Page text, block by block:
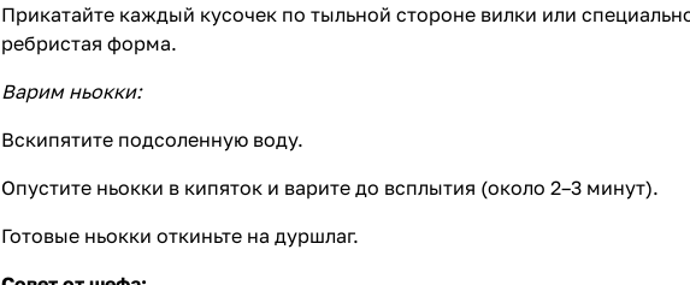
Прикатайте каждый кусочек по тыльной стороне вилки или
ребристая форма.
Варим ньокки:
Вскипятите подсоленную воду.
Опустите ньокки в кипяток и варите до всплытия (около 2–3 минут).
Готовые ньокки откиньте на дуршлаг.